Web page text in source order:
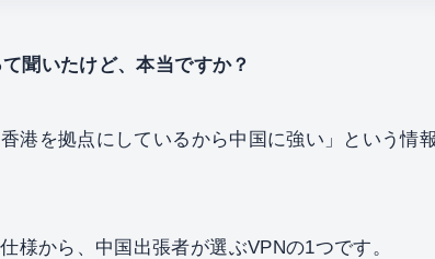
聞いたけど、本当ですか？
港を拠点にしているから中国に強い」という情
様から、中国出張者が選ぶVPNの1つです。